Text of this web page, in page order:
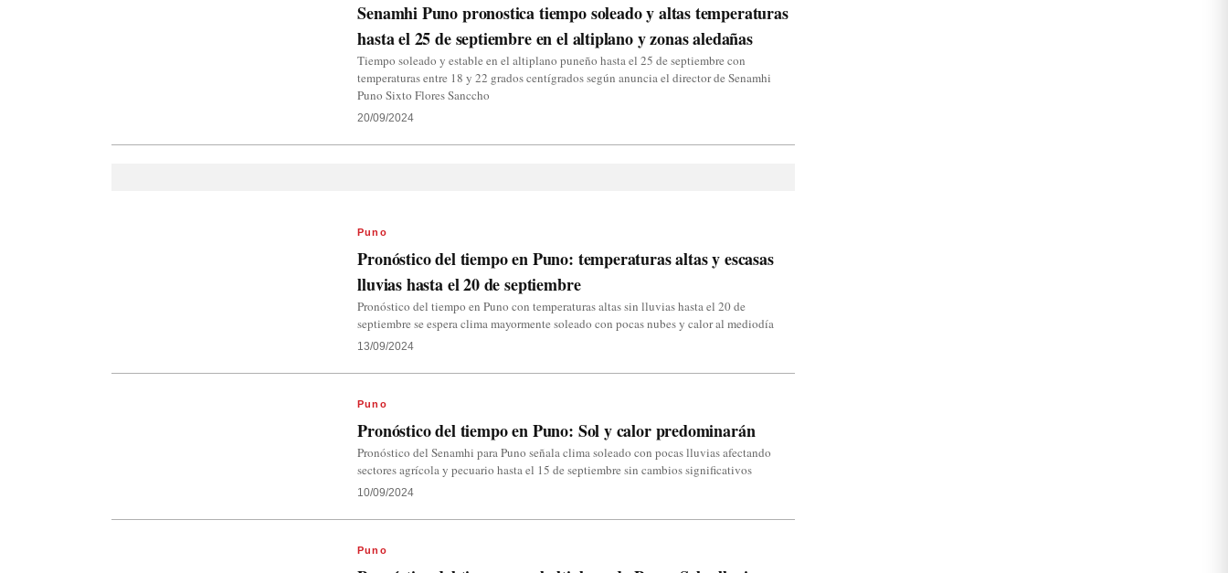
Senamhi Puno pronostica tiempo soleado y altas temperaturas
hasta el 25 de septiembre en el altiplano y zonas aledañas
Tiempo soleado y estable en el altiplano puneño hasta el 25 de septiembre con
temperaturas entre 18 y 22 grados centígrados según anuncia el director de Senamhi
Puno Sixto Flores Sanccho
20/09/2024
Puno
Pronóstico del tiempo en Puno: temperaturas altas y escasas
lluvias hasta el 20 de septiembre
Pronóstico del tiempo en Puno con temperaturas altas sin lluvias hasta el 20 de
septiembre se espera clima mayormente soleado con pocas nubes y calor al mediodía
13/09/2024
Puno
Pronóstico del tiempo en Puno: Sol y calor predominarán
Pronóstico del Senamhi para Puno señala clima soleado con pocas lluvias afectando
sectores agrícola y pecuario hasta el 15 de septiembre sin cambios significativos
10/09/2024
Puno